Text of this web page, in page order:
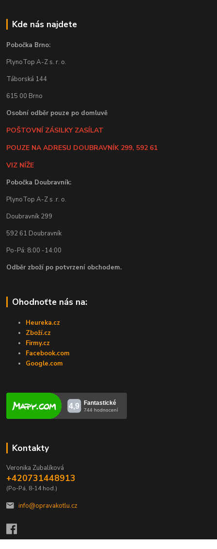
Kde nás najdete
Pobočka Brno:
PlynoTop A-Z s. r. o.
Táborská 144
615 00 Brno
Osobní odběr pouze po domluvě
POŠTOVNÍ ZÁSILKY ZASÍLAT
POUZE NA ADRESU DOUBRAVNÍK 299, 592 61
VIZ NÍŽE
Pobočka Doubravník:
PlynoTop A-Z s .r. o.
Doubravník 299
592 61 Doubravník
Po-Pá: 8:00 -14:00
Odběr zboží po potvrzení obchodem.
Ohodnoťte nás na:
Heureka.cz
Zboží.cz
Firmy.cz
Facebook.com
Google.com
Kontakty
Veronika Zubalíková
+420731448913
(Po-Pá, 8-14 hod.)
info@opravakotlu.cz